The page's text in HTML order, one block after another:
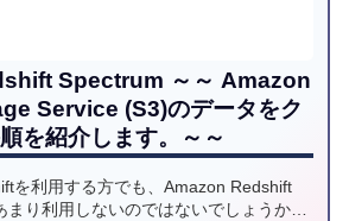
Spectrum ～～ Amazon
Service (S3)のデータをク
を紹介します。～～
を利用する方でも、Amazon Redshift
まり利用しないのではないでしょうか。